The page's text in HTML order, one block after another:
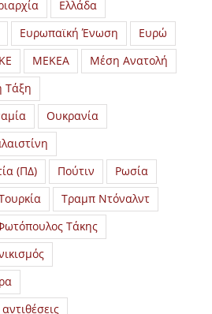
Ελλάδα
Ευρωπαϊκή Ένωση
Ευρώ
ΜΕΚΕΑ
Μέση Ανατολή
Τάξη
Ουκρανία
(ΠΔ)
Πούτιν
Ρωσία
Τραμπ Ντόναλντ
Τάκης